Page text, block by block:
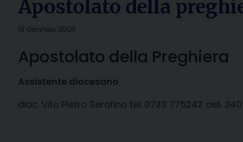
Apostolato della
18 Gennaio 2009
Apostolato della Preghiera
Assistente diocesano
diac. Vito Pietro Serafino tel. 0733 775242 cell. 340